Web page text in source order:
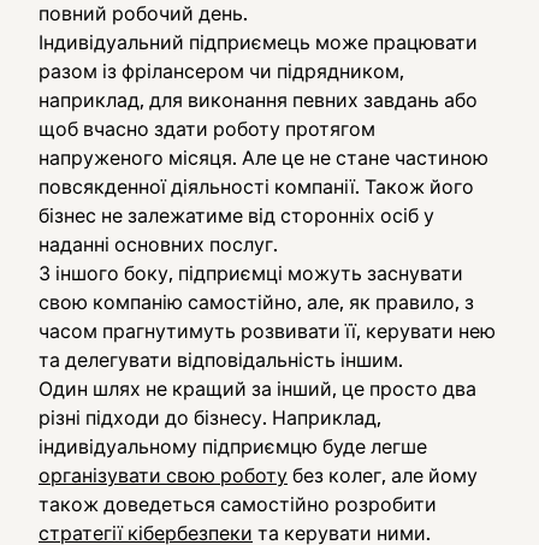
повний робочий день.
Індивідуальний підприємець може працювати
разом із фрілансером чи підрядником,
наприклад, для виконання певних завдань або
щоб вчасно здати роботу протягом
напруженого місяця. Але це не стане частиною
повсякденної діяльності компанії. Також його
бізнес не залежатиме від сторонніх осіб у
наданні основних послуг.
З іншого боку, підприємці можуть заснувати
свою компанію самостійно, але, як правило, з
часом прагнутимуть розвивати її, керувати нею
та делегувати відповідальність іншим.
Один шлях не кращий за інший, це просто два
різні підходи до бізнесу. Наприклад,
індивідуальному підприємцю буде легше
організувати свою роботу без колег, але йому
також доведеться самостійно розробити
стратегії кібербезпеки та керувати ними.